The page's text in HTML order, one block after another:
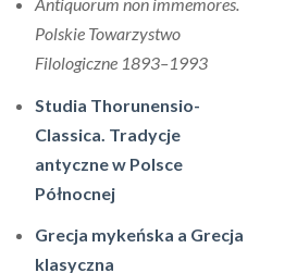
Antiquorum non immemores.
Polskie Towarzystwo
Filologiczne 1893–1993
Studia Thorunensio-
Classica. Tradycje
antyczne w Polsce
Północnej
Grecja mykeńska a Grecja
klasyczna